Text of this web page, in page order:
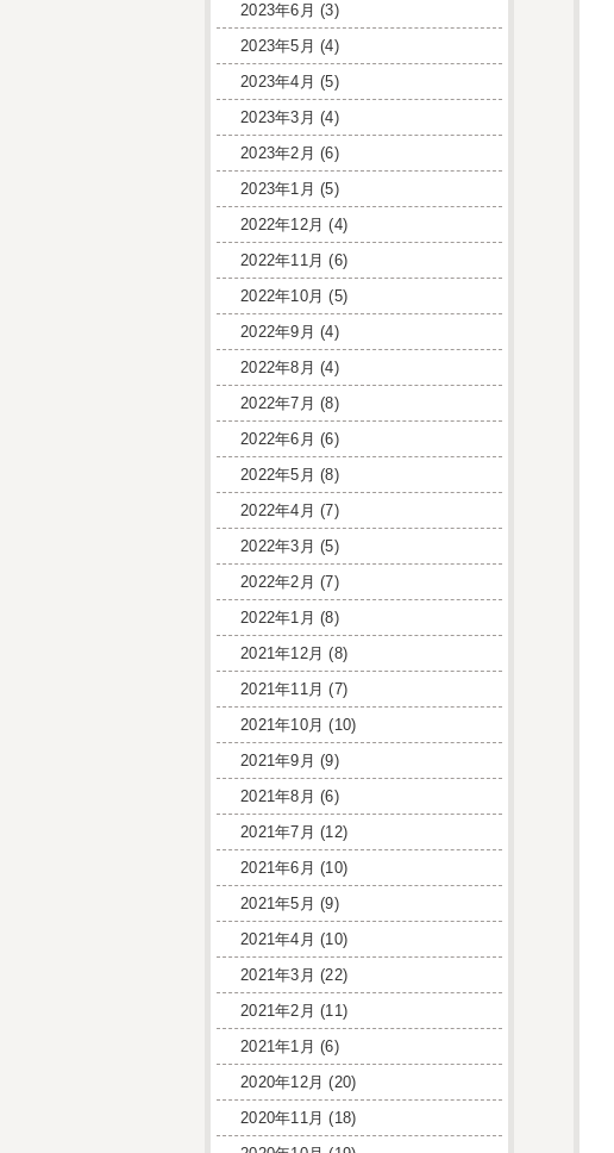
2023年6月 (3)
2023年5月 (4)
2023年4月 (5)
2023年3月 (4)
2023年2月 (6)
2023年1月 (5)
2022年12月 (4)
2022年11月 (6)
2022年10月 (5)
2022年9月 (4)
2022年8月 (4)
2022年7月 (8)
2022年6月 (6)
2022年5月 (8)
2022年4月 (7)
2022年3月 (5)
2022年2月 (7)
2022年1月 (8)
2021年12月 (8)
2021年11月 (7)
2021年10月 (10)
2021年9月 (9)
2021年8月 (6)
2021年7月 (12)
2021年6月 (10)
2021年5月 (9)
2021年4月 (10)
2021年3月 (22)
2021年2月 (11)
2021年1月 (6)
2020年12月 (20)
2020年11月 (18)